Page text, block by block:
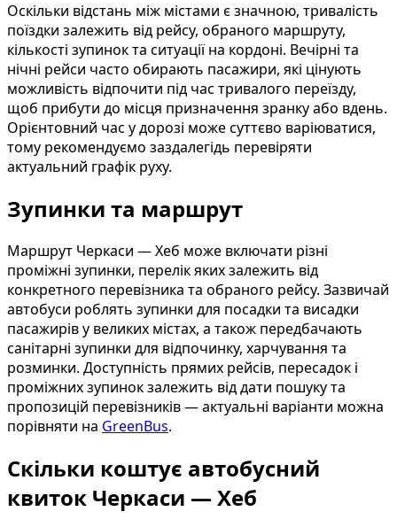
Оскільки відстань між містами є значною, тривалість
поїздки залежить від рейсу, обраного маршруту,
кількості зупинок та ситуації на кордоні. Вечірні та
нічні рейси часто обирають пасажири, які цінують
можливість відпочити під час тривалого переїзду,
щоб прибути до місця призначення зранку або вдень.
Орієнтовний час у дорозі може суттєво варіюватися,
тому рекомендуємо заздалегідь перевіряти
актуальний графік руху.
Зупинки та маршрут
Маршрут Черкаси — Хеб може включати різні
проміжні зупинки, перелік яких залежить від
конкретного перевізника та обраного рейсу. Зазвичай
автобуси роблять зупинки для посадки та висадки
пасажирів у великих містах, а також передбачають
санітарні зупинки для відпочинку, харчування та
розминки. Доступність прямих рейсів, пересадок і
проміжних зупинок залежить від дати пошуку та
пропозицій перевізників — актуальні варіанти можна
порівняти на GreenBus.
Скільки коштує автобусний
квиток Черкаси — Хеб